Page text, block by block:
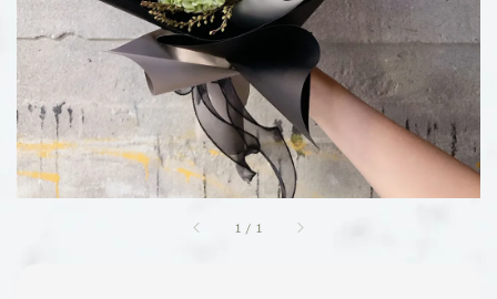
1 / 1